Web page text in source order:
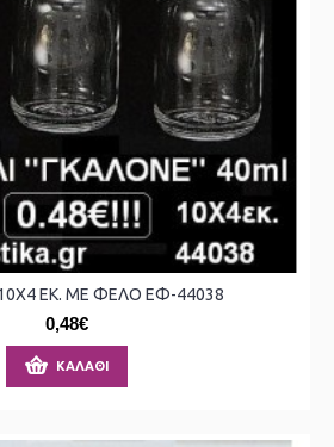
ΕΚ. ΜΕ ΦΕΛΟ ΕΦ-44038
0,48€
ΚΑΛΆΘΙ